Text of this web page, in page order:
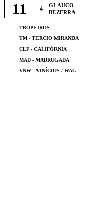
11 4
GLAUCO
BEZERRA
TROPEIROS
TM - TERCIO MIRANDA
CLF - CALIFÓRNIA
MAD - MADRUGADA
VNW - VINÍCIUS / WAG